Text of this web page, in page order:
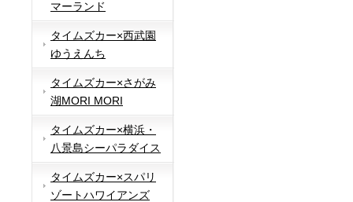
マーランド
タイムズカー×西武園
ゆうえんち
タイムズカー×さがみ
湖MORI MORI
タイムズカー×横浜・
八景島シーパラダイス
タイムズカー×スパリ
ゾートハワイアンズ